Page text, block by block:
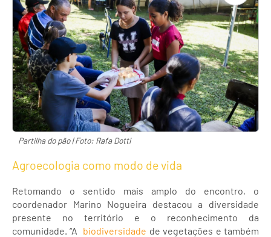
Partilha do pão | Foto: Rafa Dotti
Agroecologia como modo de vida
Retomando o sentido mais amplo do encontro, o
coordenador Marino Nogueira destacou a diversidade
presente no território e o reconhecimento da
comunidade. “A biodiversidade de vegetações e também